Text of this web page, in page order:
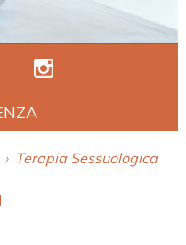
Terapia Sessuologica